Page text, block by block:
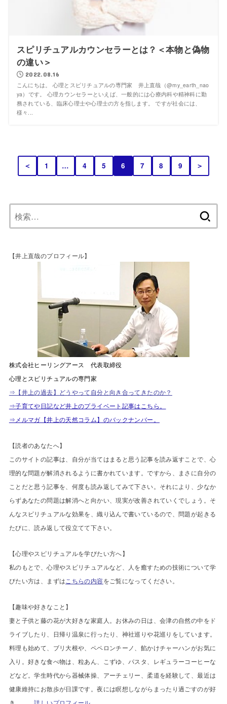
スピリチュアルカウンセラーとは？＜本物と偽物
の違い＞
2022.08.16
こんにちは。 心理とスピリチュアルの専門家 井上直哉（@my_earth_nao
ya）です。 心理カウンセラーといえば、一般的には心療内科や精神科に勤
務されている、臨床心理士や心理士の方を指します。 ですが社会には、
様々...
＜ 1 … 4 5 6 7 8 9 ＞
【井上直哉のプロフィール】
株式会社ヒーリングアース 代表取締役
心理とスピリチュアルの専門家
⇒【井上の過去】どうやって自分と向き合ってきたのか？
⇒子育てや日記など井上のプライベート記事はこちら。
⇒メルマガ【井上の天然コラム】のバックナンバー。
【読者のあなたへ】
このサイトの記事は、自分が当てはまると思う記事を読み返すことで、心
理的な問題が解消されるように書かれています。ですから、まさに自分の
ことだと思う記事を、何度も読み返してみて下さい。それにより、少なか
らずあなたの問題は解消へと向かい、現実が改善されていくでしょう。そ
んなスピリチュアルな効果を、織り込んで書いているので、問題が起きる
たびに、読み返して役立てて下さい。
【心理やスピリチュアルを学びたい方へ】
私のもとで、心理やスピリチュアルなど、人を癒すための技術について学
びたい方は、まずは こちらの内容をご覧になってください。
【趣味や好きなこと】
妻と子供と藤の花が大好きな家庭人。お休みの日は、会津の自然の中をド
ライブしたり、日帰り温泉に行ったり、神社巡りや花巡りをしています。
料理も始めて、ブリ大根や、ペペロンチーノ、餡かけチャーハンがお気に
入り。好きな食べ物は、粒あん、こずゆ、パスタ、レギュラーコーヒーな
どなど。学生時代から器械体操、アーチェリー、柔道を経験して、最近は
健康維持にお散歩が日課です。夜には瞑想しながらまったり過ごすのが好
き。。詳しいプロフィール